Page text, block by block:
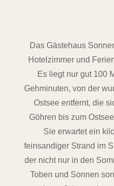
Das Gästehaus
Hotelzimmer und
Es liegt nur gut 100
Gehminuten, von der
Ostsee entfernt, die
Göhren bis zum
Sie erwartet ein
feinsandiger Strand im
der nicht nur in den
Toben und Sonnen